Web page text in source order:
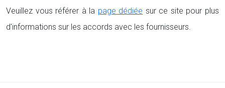
Veuillez vous référer à la page dédiée sur ce site pour plus
d'informations sur les accords avec les fournisseurs.